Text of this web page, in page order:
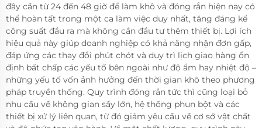
đây cần từ 24 đến 48 giờ để làm khô và đóng rắn hiện nay có
thể hoàn tất trong một ca làm việc duy nhất, tăng đáng kể
công suất đầu ra mà không cần đầu tư thêm thiết bị. Lợi ích
hiệu quả này giúp doanh nghiệp có khả năng nhận đơn gấp,
đáp ứng các thay đổi phút chót và duy trì lịch giao hàng ổn
định bất chấp các yếu tố bên ngoài như độ ẩm hay nhiệt độ –
những yếu tố vốn ảnh hưởng đến thời gian khô theo phương
pháp truyền thống. Quy trình đóng rắn tức thì cũng loại bỏ
nhu cầu về không gian sấy lớn, hệ thống phun bột và các
thiết bị xử lý liên quan, từ đó giảm yêu cầu về cơ sở vật chất